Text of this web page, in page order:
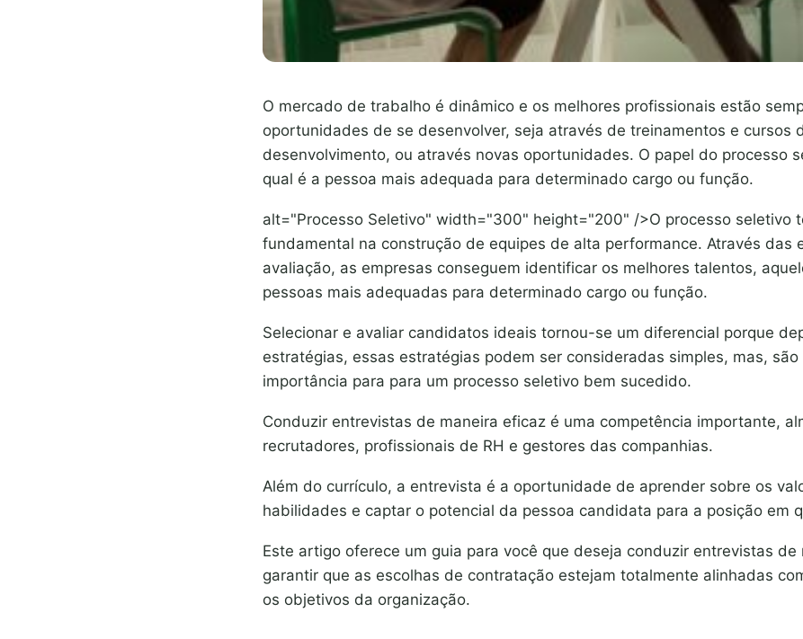
O mercado de trabalho é dinâmico e os melhores profissionais estão
oportunidades de se desenvolver, seja através de treinamentos e cursos
desenvolvimento, ou através novas oportunidades. O papel do processo
qual é a pessoa mais adequada para determinado cargo ou função.
alt="Processo Seletivo" width="300" height="200" />O processo seletivo
fundamental na construção de equipes de alta performance. Através das
avaliação, as empresas conseguem identificar os melhores talentos,
pessoas mais adequadas para determinado cargo ou função.
Selecionar e avaliar candidatos ideais tornou-se um diferencial porque
estratégias, essas estratégias podem ser consideradas simples, mas, são
importância para para um processo seletivo bem sucedido.
Conduzir entrevistas de maneira eficaz é uma competência importante,
recrutadores, profissionais de RH e gestores das companhias.
Além do currículo, a entrevista é a oportunidade de aprender sobre os
habilidades e captar o potencial da pessoa candidata para a posição em
Este artigo oferece um guia para você que deseja conduzir entrevistas de
garantir que as escolhas de contratação estejam totalmente alinhadas
os objetivos da organização.